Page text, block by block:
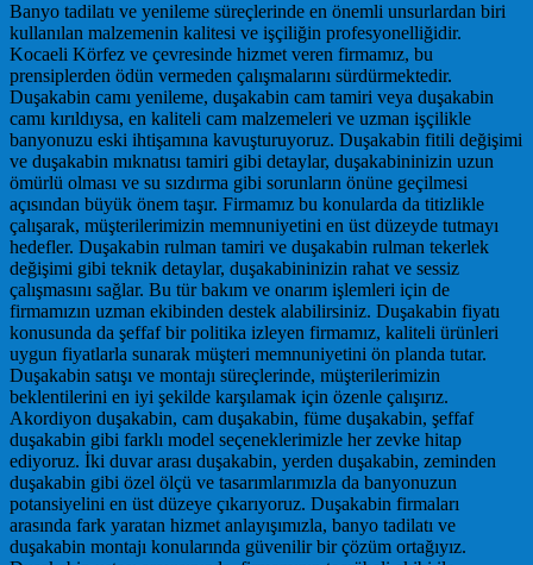
Banyo tadilatı ve yenileme süreçlerinde en önemli unsurlardan biri
kullanılan malzemenin kalitesi ve işçiliğin profesyonelliğidir.
Kocaeli Körfez ve çevresinde hizmet veren firmamız, bu
prensiplerden ödün vermeden çalışmalarını sürdürmektedir.
Duşakabin camı yenileme, duşakabin cam tamiri veya duşakabin
camı kırıldıysa, en kaliteli cam malzemeleri ve uzman işçilikle
banyonuzu eski ihtişamına kavuşturuyoruz. Duşakabin fitili değişimi
ve duşakabin mıknatısı tamiri gibi detaylar, duşakabininizin uzun
ömürlü olması ve su sızdırma gibi sorunların önüne geçilmesi
açısından büyük önem taşır. Firmamız bu konularda da titizlikle
çalışarak, müşterilerimizin memnuniyetini en üst düzeyde tutmayı
hedefler. Duşakabin rulman tamiri ve duşakabin rulman tekerlek
değişimi gibi teknik detaylar, duşakabininizin rahat ve sessiz
çalışmasını sağlar. Bu tür bakım ve onarım işlemleri için de
firmamızın uzman ekibinden destek alabilirsiniz. Duşakabin fiyatı
konusunda da şeffaf bir politika izleyen firmamız, kaliteli ürünleri
uygun fiyatlarla sunarak müşteri memnuniyetini ön planda tutar.
Duşakabin satışı ve montajı süreçlerinde, müşterilerimizin
beklentilerini en iyi şekilde karşılamak için özenle çalışırız.
Akordiyon duşakabin, cam duşakabin, füme duşakabin, şeffaf
duşakabin gibi farklı model seçeneklerimizle her zevke hitap
ediyoruz. İki duvar arası duşakabin, yerden duşakabin, zeminden
duşakabin gibi özel ölçü ve tasarımlarımızla da banyonuzun
potansiyelini en üst düzeye çıkarıyoruz. Duşakabin firmaları
arasında fark yaratan hizmet anlayışımızla, banyo tadilatı ve
duşakabin montajı konularında güvenilir bir çözüm ortağıyız.